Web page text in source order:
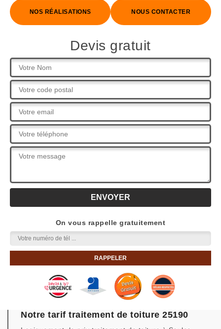
NOS RÉALISATIONS NOUS CONTACTER
Devis gratuit
On vous rappelle gratuitement
Notre tarif traitement de toiture 25190